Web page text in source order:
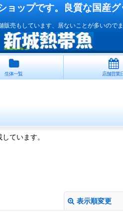
ョップです。良質な国産グ
販売もしています、居ないことが多いので
生体一覧 店舗営業
ています。
表示順変更